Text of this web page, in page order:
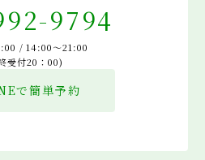
9794
/ 14:00～21:00
受付20：00)
で簡単予約